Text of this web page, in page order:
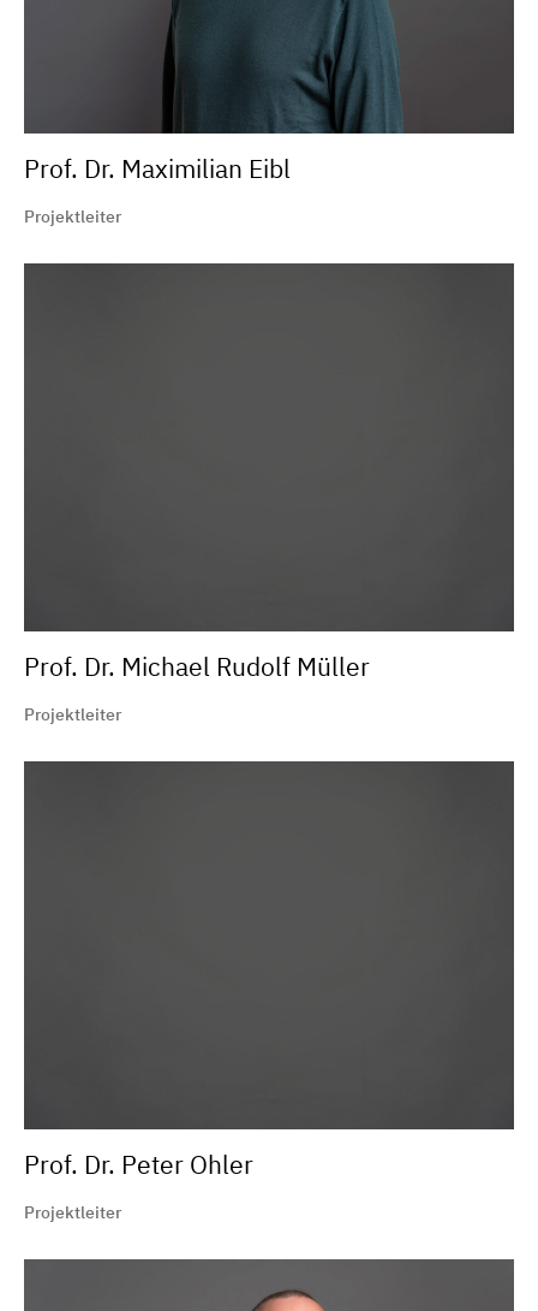
Prof. Dr. Maximilian Eibl
Projektleiter
Prof. Dr. Michael Rudolf Müller
Projektleiter
Prof. Dr. Peter Ohler
Projektleiter